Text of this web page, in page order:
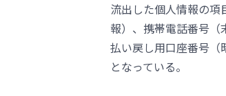
流出した個人情報の
報）、携帯電話番号（
払い戻し用口座番号（
となっている。